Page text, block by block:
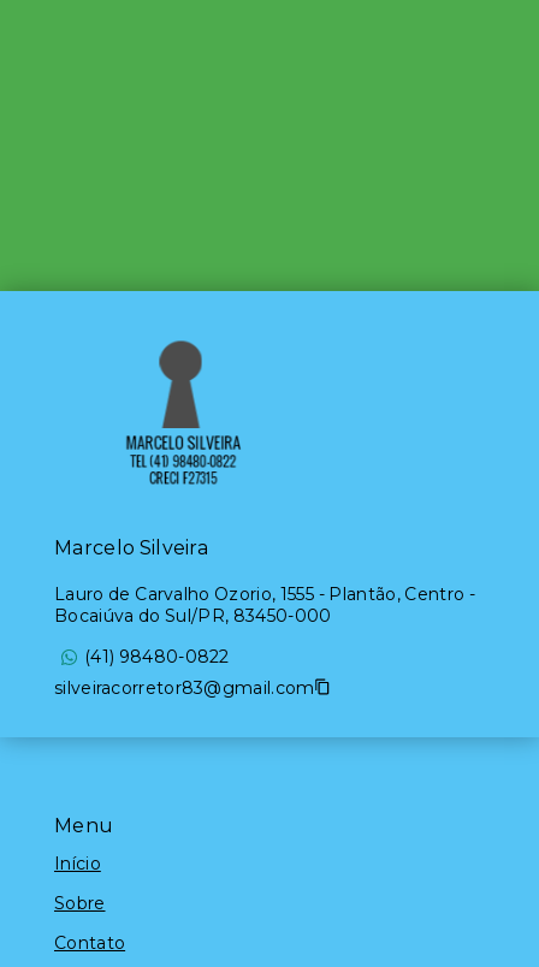
Menu
Início
Sobre
Contato
Marcelo Silveira
Lauro de Carvalho Ozorio, 1555 - Plantão, Centro -
Bocaiúva do Sul/PR, 83450-000
(41) 98480-0822
silveiracorretor83@gmail.com